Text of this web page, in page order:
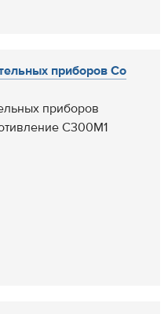
приборов Со
приборов
С300М1